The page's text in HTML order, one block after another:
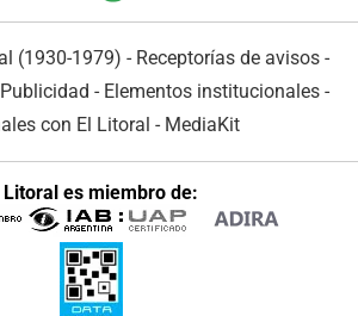
(1930-1979) - Receptorías de avisos -
- Elementos institucionales-
con El Litoral - MediaKit
Litoral es miembro de: